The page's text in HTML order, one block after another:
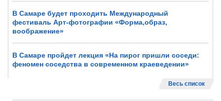
В Самаре будет проходить Международный
фестиваль Арт-фотографии «Форма,образ,
воображение»
В Самаре пройдет лекция «На пирог пришли соседи:
феномен соседства в современном краеведении»
Весь список